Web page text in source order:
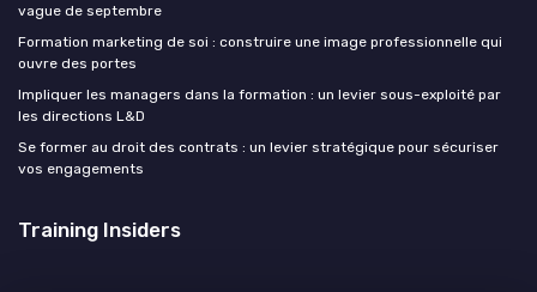
vague de septembre
Formation marketing de soi : construire une image professionnelle qui
ouvre des portes
Impliquer les managers dans la formation : un levier sous-exploité par
les directions L&D
Se former au droit des contrats : un levier stratégique pour sécuriser
vos engagements
Training Insiders